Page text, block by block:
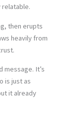
then erupts
heavily from
message. It’s
is just as
it already